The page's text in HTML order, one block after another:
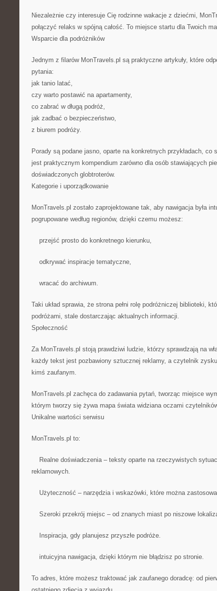
Niezależnie czy interesuje Cię rodzinne wakacje z dziećmi,
połączyć relaks w spójną całość. To miejsce startu dla Twoich
Wsparcie dla podróżników
Jednym z filarów MonTravels.pl są praktyczne artykuły, które
pytania:
jak tanio latać,
czy warto postawić na apartamenty,
co zabrać w długą podróż,
jak zadbać o bezpieczeństwo,
z biurem podróży.
Porady są podane jasno, oparte na konkretnych przykładach, co
jest praktycznym kompendium zarówno dla osób stawiających
doświadczonych globtroterów.
Kategorie i uporządkowanie
MonTravels.pl zostało zaprojektowane tak, aby nawigacja była
pogrupowane według regionów, dzięki czemu możesz:
przejść prosto do konkretnego kierunku,
odkrywać inspiracje tematyczne,
wracać do archiwum.
Taki układ sprawia, że strona pełni rolę podróżniczej biblioteki,
podróżami, stale dostarczając aktualnych informacji.
Społeczność
Za MonTravels.pl stoją prawdziwi ludzie, którzy sprawdzają na
każdy tekst jest pozbawiony sztucznej reklamy, a czytelnik
kimś zaufanym.
MonTravels.pl zachęca do zadawania pytań, tworząc miejsce
którym tworzy się żywa mapa świata widziana oczami
Unikalne wartości serwisu
MonTravels.pl to:
Realne doświadczenia – teksty oparte na rzeczywistych
reklamowych.
Użyteczność – narzędzia i wskazówki, które można
Szeroki przekrój miejsc – od znanych miast po niszowe
Inspiracja, gdy planujesz przyszłe podróże.
intuicyjna nawigacja, dzięki którym nie błądzisz po stronie.
To adres, które możesz traktować jak zaufanego doradcę: od